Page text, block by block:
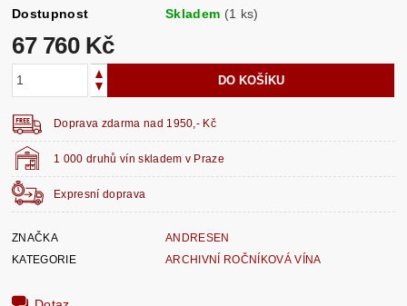
Dostupnost Skladem (1 ks)
67 760 Kč
1 000 druhů vín skladem v Praze
Expresní doprava
Doprava zdarma nad 1950,- Kč
ZNAČKA
ANDRESEN
KATEGORIE
ARCHIVNÍ ROČNÍKOVÁ VÍNA